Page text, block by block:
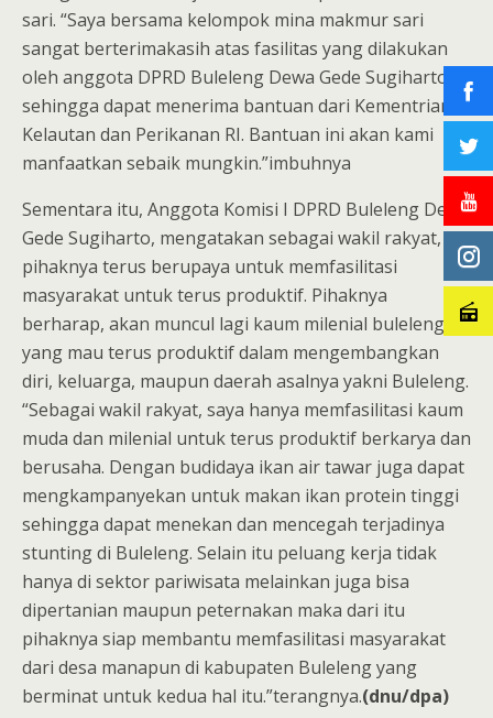
sari. “Saya bersama kelompok mina makmur sari
sangat berterimakasih atas fasilitas yang dilakukan
oleh anggota DPRD Buleleng Dewa Gede Sugiharto
sehingga dapat menerima bantuan dari Kementrian
Kelautan dan Perikanan RI. Bantuan ini akan kami
manfaatkan sebaik mungkin.”imbuhnya
Sementara itu, Anggota Komisi I DPRD Buleleng Dewa
Gede Sugiharto, mengatakan sebagai wakil rakyat,
pihaknya terus berupaya untuk memfasilitasi
masyarakat untuk terus produktif. Pihaknya
berharap, akan muncul lagi kaum milenial buleleng
yang mau terus produktif dalam mengembangkan
diri, keluarga, maupun daerah asalnya yakni Buleleng.
“Sebagai wakil rakyat, saya hanya memfasilitasi kaum
muda dan milenial untuk terus produktif berkarya dan
berusaha. Dengan budidaya ikan air tawar juga dapat
mengkampanyekan untuk makan ikan protein tinggi
sehingga dapat menekan dan mencegah terjadinya
stunting di Buleleng. Selain itu peluang kerja tidak
hanya di sektor pariwisata melainkan juga bisa
dipertanian maupun peternakan maka dari itu
pihaknya siap membantu memfasilitasi masyarakat
dari desa manapun di kabupaten Buleleng yang
berminat untuk kedua hal itu.”terangnya.(dnu/dpa)